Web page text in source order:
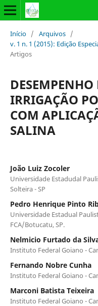
Início / Arquivos /
v. 1 n. 1 (2015): Edição
Artigos
IRRIGAÇÃO
COM
SALINA
João Luiz Zocoler
Universidade Estadudal
Solteira - SP
Pedro Henrique Pinto
Universidade Estadual
FCA/Botucatu, SP.
Nelmicio Furtado da
Instituto Federal Goiano -
Fernando Nobre Cunha
Instituto Federal Goiano -
Marconi Batista Teixeira
Instituto Federal Goiano -